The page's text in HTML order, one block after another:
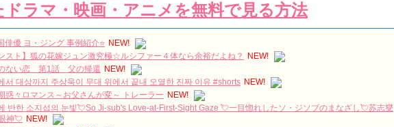
ドラマ・映画・アニメを無料で見る方法
俳優 ヨ・ジング 事例紹介⭐️ NEW!
ンスト】狐の花嫁ジュン激究極☆ルシファー４体なら余裕だよね？
NEW!
ない恋 第1話 父の帰還 NEW!
서 대상까지 주상욱이 무대 위에서 끝내 오열한 진짜 이유 #shorts NEW!
惑々ロマンス～お父さんが変～ トレーラー NEW!
반한 소지섭의 눈빛💘So Ji-sub's Love-at-First-Sight Gaze 💘一目惚れしたソ・ジソブのまなざし💘苏志燮
神💘 NEW!